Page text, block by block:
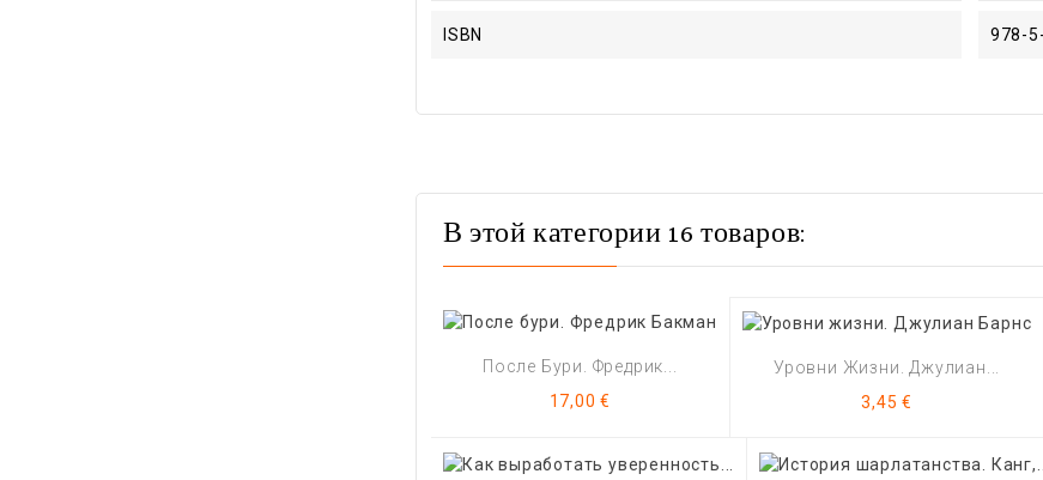
ISBN 978-
В этой категории 16 товаров:
После Бури. Фредрик...
Цена
17,00 €
Уровни Жизни. Джулиан...
Цена
3,45 €